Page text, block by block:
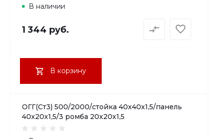
В наличии
1 344 руб.
В корзину
ОГГ(Ст3) 500/2000/стойка 40х40х1,5/панель
40х20х1,5/3 ромба 20х20х1,5